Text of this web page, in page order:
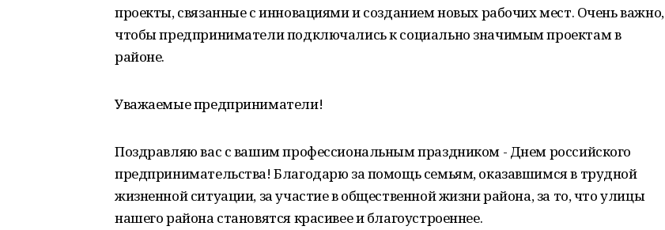
проекты, связанные с инновациями и созданием новых рабочих мест. Очень важно,
чтобы предприниматели подключались к социально значимым проектам в
районе.
Уважаемые предприниматели!
Поздравляю вас с вашим профессиональным праздником - Днем российского
предпринимательства! Благодарю за помощь семьям, оказавшимся в трудной
жизненной ситуации, за участие в общественной жизни района, за то, что улицы
нашего района становятся красивее и благоустроеннее.